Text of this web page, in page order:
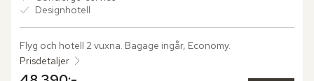
Hotellet bär på ett levande arv från familjen Na-Ranongs tid
balanserad kontrast. Från karaktärsstarka rum och sviter till
slingrande trädgårdsgångar genomsyras miljön av berättelser,
där historia och nutid möts i ett genomtänkt uttryck.
Designhotell
Flyg och hotell 2 vuxna. Bagage ingår, Economy.
Prisdetaljer